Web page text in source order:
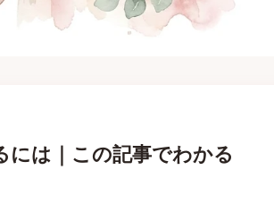
には｜この記事でわかる